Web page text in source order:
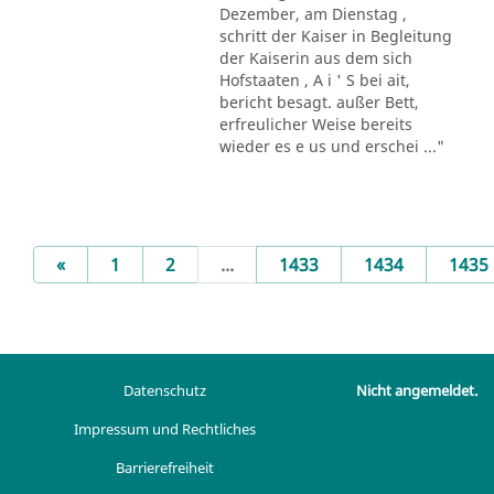
Dezember, am Dienstag ,
schritt der Kaiser in Begleitung
der Kaiserin aus dem sich
Hofstaaten , A i ' S bei ait,
bericht besagt. außer Bett,
erfreulicher Weise bereits
wieder es e us und erschei ..."
«Previous
1 2 ... 1433 1434 1435
Datenschutz
Impressum und Rechtliches
Barrierefreiheit
Nicht angemeldet.